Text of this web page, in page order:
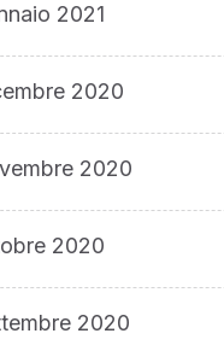
2021
2020
2020
2020
2020